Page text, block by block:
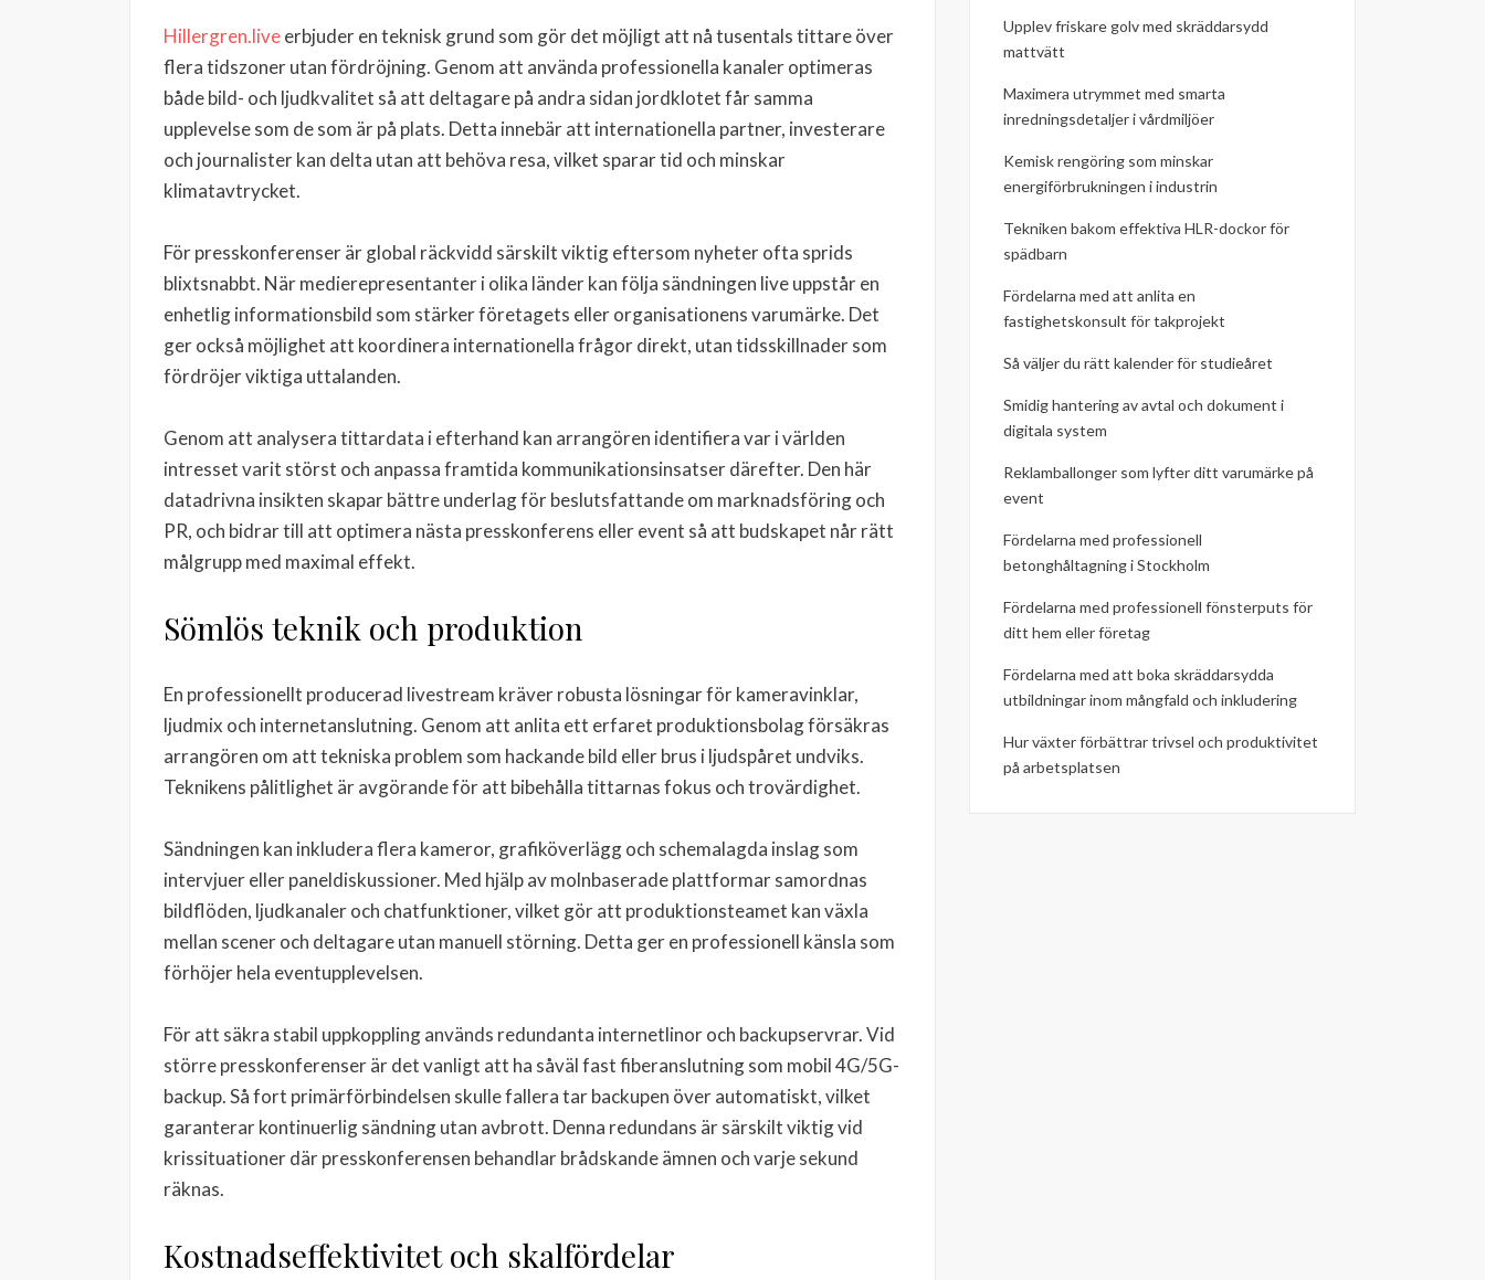
Hillergren.liveerbjuder en teknisk grund som gör det möjligt att nå tusentals tittare över
flera tidszoner utan fördröjning. Genom att använda professionella kanaler optimeras
både bild- och ljudkvalitet så att deltagare på andra sidan jordklotet får samma
upplevelse som de som är på plats. Detta innebär att internationella partner, investerare
och journalister kan delta utan att behöva resa, vilket sparar tid och minskar
klimatavtrycket.
För presskonferenser är global räckvidd särskilt viktig eftersom nyheter ofta sprids
blixtsnabbt. När medierepresentanter i olika länder kan följa sändningen live uppstår en
enhetlig informationsbild som stärker företagets eller organisationens varumärke. Det
ger också möjlighet att koordinera internationella frågor direkt, utan tidsskillnader som
fördröjer viktiga uttalanden.
Genom att analysera tittardata i efterhand kan arrangören identifiera var i världen
intresset varit störst och anpassa framtida kommunikationsinsatser därefter. Den här
datadrivna insikten skapar bättre underlag för beslutsfattande om marknadsföring och
PR, och bidrar till att optimera nästa presskonferens eller event så att budskapet når rätt
målgrupp med maximal effekt.
Sömlös teknik och produktion
En professionellt producerad livestream kräver robusta lösningar för kameravinklar,
ljudmix och internetanslutning. Genom att anlita ett erfaret produktionsbolag försäkras
arrangören om att tekniska problem som hackande bild eller brus i ljudspåret undviks.
Teknikens pålitlighet är avgörande för att bibehålla tittarnas fokus och trovärdighet.
Sändningen kan inkludera flera kameror, grafiköverlägg och schemalagda inslag som
intervjuer eller paneldiskussioner. Med hjälp av molnbaserade plattformar samordnas
bildflöden, ljudkanaler och chatfunktioner, vilket gör att produktionsteamet kan växla
mellan scener och deltagare utan manuell störning. Detta ger en professionell känsla som
förhöjer hela eventupplevelsen.
För att säkra stabil uppkoppling används redundanta internetlinor och backupservrar. Vid
större presskonferenser är det vanligt att ha såväl fast fiberanslutning som mobil 4G/5G-
backup. Så fort primärförbindelsen skulle fallera tar backupen över automatiskt, vilket
garanterar kontinuerlig sändning utan avbrott. Denna redundans är särskilt viktig vid
krissituationer där presskonferensen behandlar brådskande ämnen och varje sekund
räknas.
Kostnadseffektivitet och skalfördelar
Upplev friskare golv med skräddarsydd
mattvätt
Maximera utrymmet med smarta
inredningsdetaljer i vårdmiljöer
Kemisk rengöring som minskar
energiförbrukningen i industrin
Tekniken bakom effektiva HLR-dockor för
spädbarn
Fördelarna med att anlita en
fastighetskonsult för takprojekt
Så väljer du rätt kalender för studieåret
Smidig hantering av avtal och dokument i
digitala system
Reklamballonger som lyfter ditt varumärke på
event
Fördelarna med professionell
betonghåltagning i Stockholm
Fördelarna med professionell fönsterputs för
ditt hem eller företag
Fördelarna med att boka skräddarsydda
utbildningar inom mångfald och inkludering
Hur växter förbättrar trivsel och produktivitet
på arbetsplatsen